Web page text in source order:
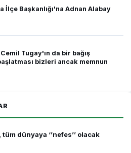
İlçe Başkanlığı'na Adnan Alabay
Tugay'ın da bir bağış
bizleri ancak memnun
dünyaya ‘’nefes’’ olacak